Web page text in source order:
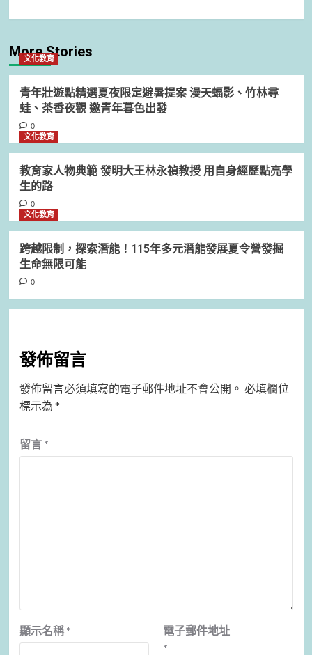
More Stories
文化教育
青年壯遊點精選夏夜限定避暑提案 漫天蝠影、竹林尋
蛙、茶香夜觀 邀青年暮色出發
0
文化教育
教育家人物典範 發明大王林永禎教授 用自身經歷點亮學
生的路
0
文化教育
跨越限制，探索潛能！115年多元潛能發展夏令營發掘
生命無限可能
0
發佈留言
發佈留言必須填寫的電子郵件地址不會公開。 必填欄位
標示為 *
留言 *
顯示名稱 *
電子郵件地址
*